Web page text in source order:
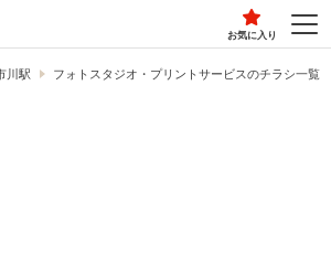
お気に入り
川駅 フォトスタジオ・プリントサービスのチラシ一覧